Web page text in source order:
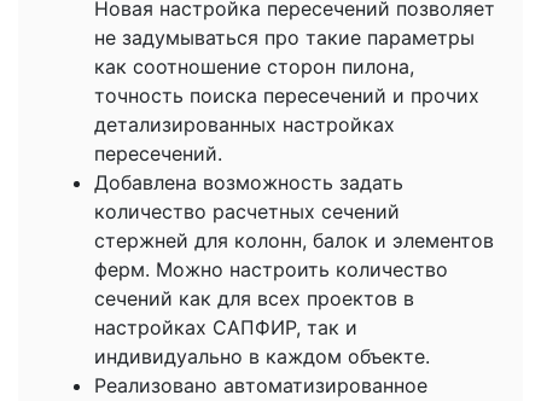
Новая настройка пересечений позволяет
не задумываться про такие параметры
как соотношение сторон пилона,
точность поиска пересечений и прочих
детализированных настройках
пересечений.
Добавлена возможность задать
количество расчетных сечений
стержней для колонн, балок и элементов
ферм. Можно настроить количество
сечений как для всех проектов в
настройках САПФИР, так и
индивидуально в каждом объекте.
Реализовано автоматизированное